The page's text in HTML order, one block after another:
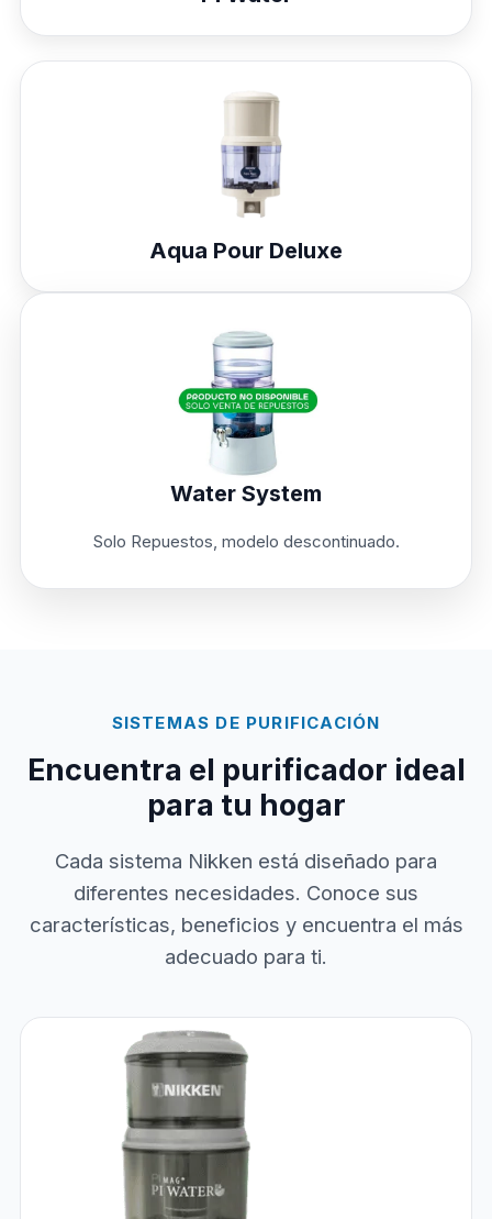
Aqua Pour Deluxe
Water System
Solo Repuestos, modelo descontinuado.
SISTEMAS DE PURIFICACIÓN
Encuentra el purificador ideal
para tu hogar
Cada sistema Nikken está diseñado para
diferentes necesidades. Conoce sus
características, beneficios y encuentra el más
adecuado para ti.